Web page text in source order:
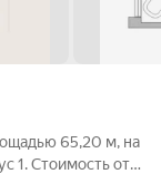
65,20 м, на
Стоимость от